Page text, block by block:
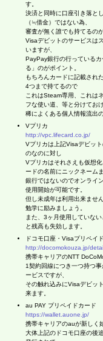
す。
決済と同時に口座引き落と
（≒借金）ではない為、
審査が無く誰でも持てるの
Visaデビットのサービスは
いますが、
PayPay銀行の行っている
る」のがポイント。
もちろんカードに記載され
4つまで持てるので
これはSteam専用、これは
フな使い道、等と分けてお
稀によくある個人情報流出
Vプリカ
http://vpc.lifecard.co.jp/
Vプリカは上記Visaデビッ
のなのに対し
Vプリカはそれさえも仮想
ードの名前にニックネーム
銀行ではないのでオンライ
使用開始が可能です。
但し未成年は利用出来ませ
勉学に励みましょう。
また、3ヶ月使用していな
と残高も失効します。
ドコモ口座・Visaプリペイド
http://docomokouza.jp/
携帯キャリアのNTT
1契約回線につき一つ持つ
ービスですが、
その触れ込みにVisaデビッ
来ます。
au PAY プリペイドカード
https://wallet.auone.jp/
携帯キャリアのauが新しく
大体上記のドコモ口座の後